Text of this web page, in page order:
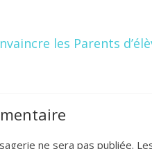
les Parents
ne sera pas publiée.